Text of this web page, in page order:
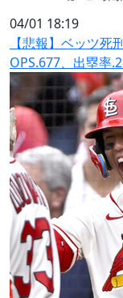
04/01 18:19
【悲報】ベッツ死
OPS.677、出塁率